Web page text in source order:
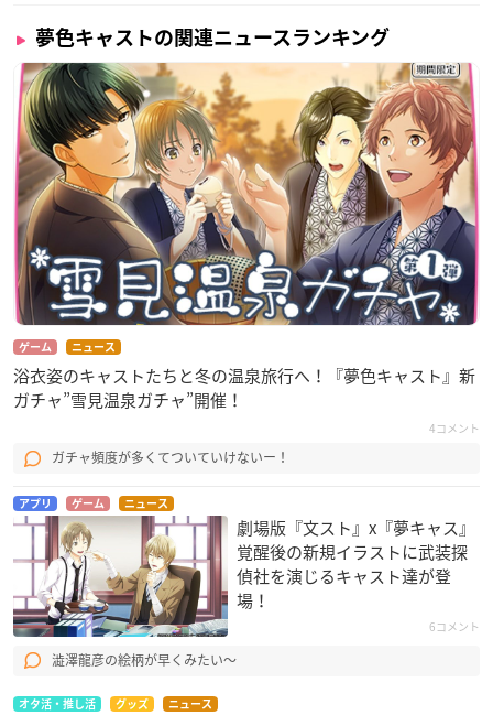
夢色キャストの関連ニュースランキング
ゲーム ニュース
浴衣姿のキャストたちと冬の温泉旅行へ！『夢色キャスト』新
ガチャ”雪見温泉ガチャ”開催！
4コメント
ガチャ頻度が多くてついていけないー！
アプリ ゲーム ニュース
劇場版『文スト』x『夢キャス』
覚醒後の新規イラストに武装探
偵社を演じるキャスト達が登
場！
6コメント
澁澤龍彦の絵柄が早くみたい〜
オタ活・推し活 グッズ ニュース